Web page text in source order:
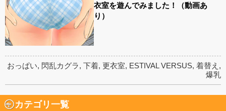
衣室を遊んでみました！（動画あ
り）
おっぱい, 閃乱カグラ, 下着, 更衣室, ESTIVAL VERSUS, 着替え ,
爆乳
カテゴリ一覧